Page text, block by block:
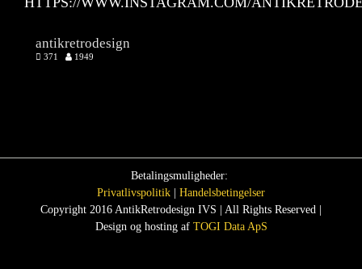
antikretrodesign
371 1949
Betalingsmuligheder:
Privatlivspolitik
Handelsbetingelser
Copyright 2016 AntikRetrodesign IVS | All Rights Reserved |
Design og hosting af TOGI Data ApS